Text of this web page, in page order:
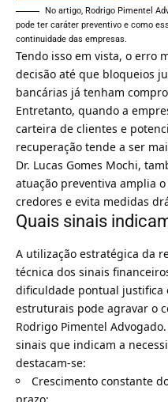
No artigo, Rodrigo Pimentel
pode ter caráter preventivo e como
continuidade das empresas.
Tendo isso em vista, o erro
decisão até que bloqueios
bancárias já tenham
Entretanto, quando a
carteira de clientes e
recuperação tende a ser
Dr. Lucas Gomes Mochi,
atuação preventiva amplia
credores e evita medidas
Quais sinais
A utilização estratégica da
técnica dos sinais
dificuldade pontual justifica
estruturais pode agravar o
Rodrigo Pimentel
sinais que indicam a
destacam-se:
Crescimento constante